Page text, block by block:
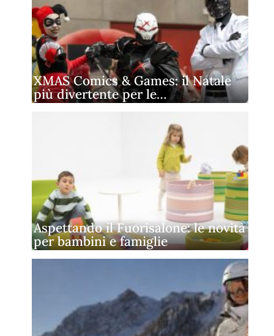
XMAS Comics & Games: il Natale
più divertente per le…
Aspettando il Fuorisalone: le novità
per bambini e famiglie